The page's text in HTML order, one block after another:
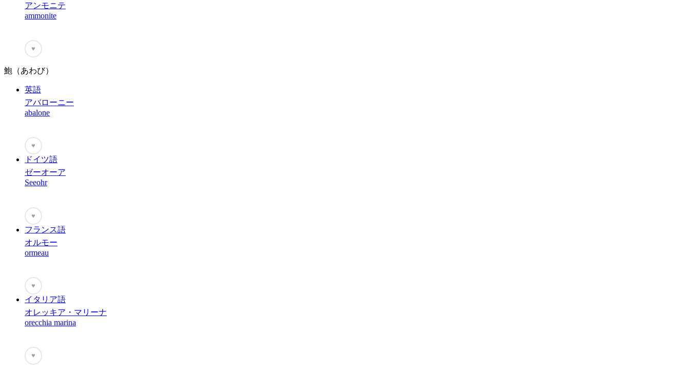
アンモニテ
ammonite
♥
鮑（あわび）
英語
アバローニー
abalone
♥
ドイツ語
ゼーオーア
Seeohr
♥
フランス語
オルモー
ormeau
♥
イタリア語
オレッキア・マリーナ
orecchia marina
♥